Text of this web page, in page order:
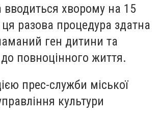
вводиться хворому на 15
разова процедура здатна
ген дитини та
до повноцінного життя.
прес-служби міської
культури